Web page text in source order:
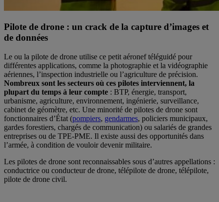
Pilote de drone : un crack de la capture d’images et
de données
Le ou la pilote de drone utilise ce petit aéronef téléguidé pour
différentes applications, comme la photographie et la vidéographie
aériennes, l’inspection industrielle ou l’agriculture de précision.
Nombreux sont les secteurs où ces pilotes interviennent, la
plupart du temps à leur compte : BTP, énergie, transport,
urbanisme, agriculture, environnement, ingénierie, surveillance,
cabinet de géomètre, etc. Une minorité de pilotes de drone sont
fonctionnaires d’État (pompiers, gendarmes, policiers municipaux,
gardes forestiers, chargés de communication) ou salariés de grandes
entreprises ou de TPE-PME. Il existe aussi des opportunités dans
l’armée, à condition de vouloir devenir militaire.
Les pilotes de drone sont reconnaissables sous d’autres appellations :
conductrice ou conducteur de drone, télépilote de drone, télépilote,
pilote de drone civil.